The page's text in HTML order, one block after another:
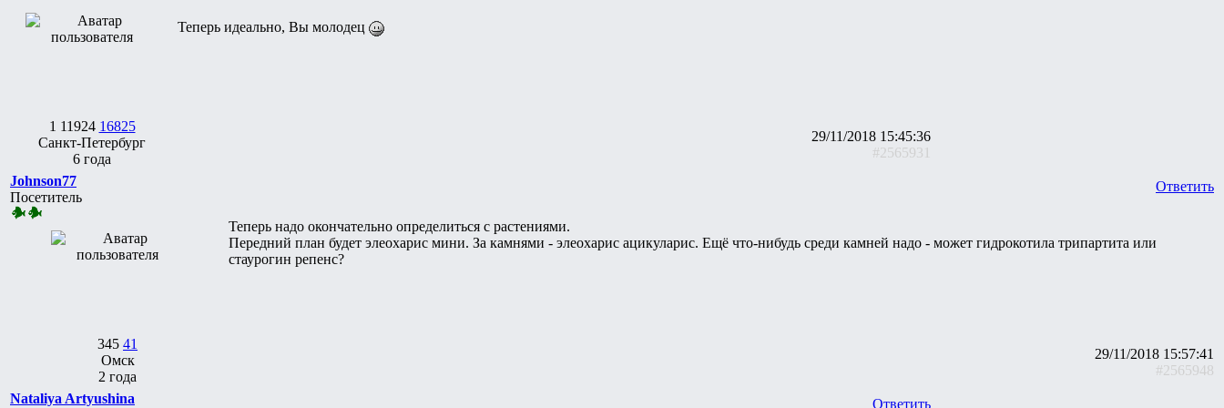
1 11924 16825
Санкт-Петербург
6 года
Теперь идеально, Вы молодец
29/11/2018 15:45:36
#2565931
Johnson77
Посетитель
345 41
Омск
2 года
Ответить
Теперь надо окончательно определиться с растениями.
Передний план будет элеохарис мини. За камнями - элеохарис ацикуларис. Ещё что-нибудь среди камней надо - может гидрокотила трипартита или
стаурогин репенс?
29/11/2018 15:57:41
#2565948
Nataliya Artyushina
Ответить